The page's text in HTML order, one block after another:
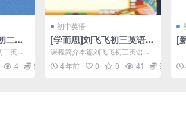
二英
百度
英语
2024年
4 9.9
初中英语
[学而思]刘飞飞初三英语下
学期目标班课程合集(寒春
含讲义)百度网盘资源下载
课程简介本篇刘飞飞初三英语下
学期目标班课程合集，由知名英
语辅导老师 刘飞飞 讲课...
4 年前 0 0 41 9.9
[
(念
集